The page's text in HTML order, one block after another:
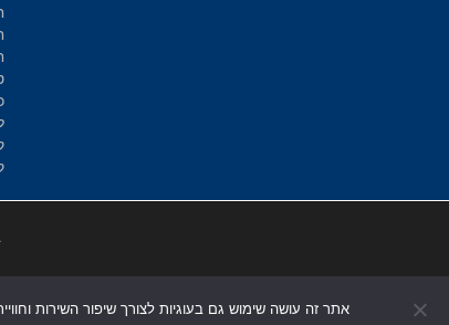
אתר זה עושה שימוש גם בעוגיות לצורך שיפור השירות